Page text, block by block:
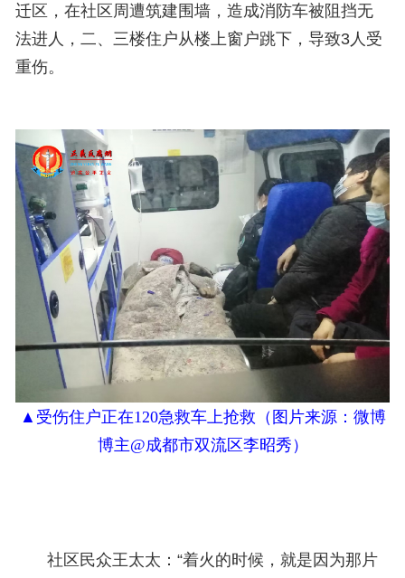
迁区，在社区周遭筑建围墙，造成消防车被阻挡无
法进人，二、三楼住户从楼上窗户跳下，导致3人受
重伤。
▲ 受伤住户正在120急救车上抢救 （ 图片来源： 微博
博主@成都市双流区李昭秀）
社区民众王太太：“着火的时候，就是因为那片